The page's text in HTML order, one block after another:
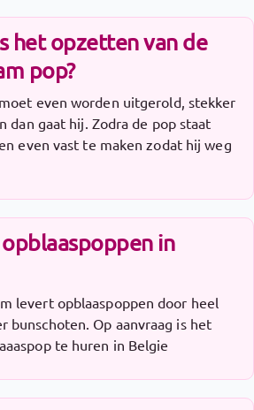
het opzetten van de
pop?
even worden uitgerold, stekker
dan gaat hij. Zodra de pop staat
even vast te maken zodat hij weg
in
levert opblaaspoppen door heel
bunschoten. Op aanvraag is het
te huren in Belgie